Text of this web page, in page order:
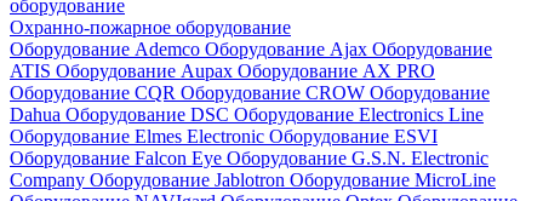
оборудование
Охранно-пожарное оборудование
Оборудование Ademco Оборудование Ajax Оборудование
ATIS Оборудование Aupax Оборудование AX PRO
Оборудование CQR Оборудование CROW Оборудование
Dahua Оборудование DSC Оборудование Electronics Line
Оборудование Elmes Electronic Оборудование ESVI
Оборудование Falcon Eye Оборудование G.S.N. Electronic
Company Оборудование Jablotron Оборудование MicroLine